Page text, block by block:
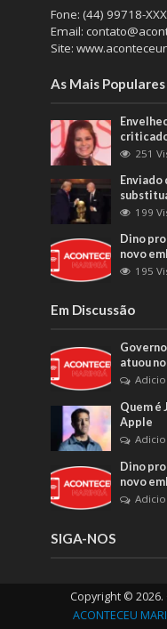
Fone: (44) 99718-
Email:
Site:
As Mais Populares
251
Enviado
199
Dino
novo
195
Em Discussão
atuou
Quem é
Apple
Dino
novo
SIGA-NOS
Copyright ©
ACONTECEU